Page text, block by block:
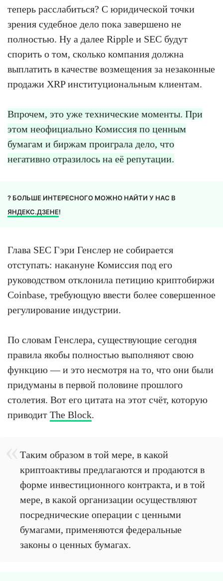
теперь расслабиться? С юридической точки
зрения судебное дело пока завершено не
полностью. Ну а далее Ripple и SEC будут
спорить о том, сколько компания должна
выплатить в качестве возмещения за незаконные
продажи XRP институциональным клиентам.
Впрочем, это уже технические моменты. При
этом неофициально Комиссия по ценным
бумагам и биржам проиграла дело, что
негативно отразилось на её репутации.
? БОЛЬШЕ ИНТЕРЕСНОГО МОЖНО НАЙТИ У НАС В
ЯНДЕКС.ДЗЕНЕ!
Глава SEC Гэри Генслер не собирается
отступать: накануне Комиссия под его
руководством отклонила петицию криптобиржи
Coinbase, требующую ввести более совершенное
регулирование индустрии.
По словам Генслера, существующие сегодня
правила якобы полностью выполняют свою
функцию — и это несмотря на то, что они были
придуманы в первой половине прошлого
столетия. Вот его цитата на этот счёт, которую
приводит The Block.
Таким образом в той мере, в какой
криптоактивы предлагаются и продаются в
форме инвестиционного контракта, и в той
мере, в какой организации осуществляют
посреднические операции с ценными
бумагами, применяются федеральные
законы о ценных бумагах.